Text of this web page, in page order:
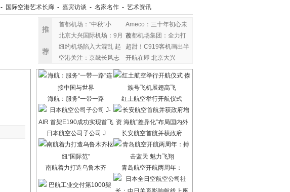
- 国际空港艺术长廊 - 嘉宾访谈 - 名家名作 - 艺术资讯
推
荐
首都机场：“中秋”小
Ameco：三十年初心未
改
北京大兴国际机场：9月 首都机场集团：全力打
纽约机场陷入大混乱 起
超甜！C919客机画出半
空港关注：京畿长风志
开航在即 北京大兴
海航：服务“一带一路 红土航空举行开航仪式
日本航空公司子公司 J 长安航空首航并获政府
南航着力打造乌鲁木齐 青岛航空开航两周年：